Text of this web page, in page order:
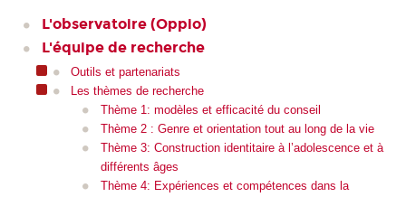
L'observatoire (Oppio)
L'équipe de recherche
Outils et partenariats
Les thèmes de recherche
Thème 1: modèles et efficacité du conseil
Thème 2 : Genre et orientation tout au long de la vie
Thème 3: Construction identitaire à l’adolescence et à
différents âges
Thème 4: Expériences et compétences dans la